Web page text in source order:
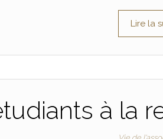
Lire la
à la
Vie de